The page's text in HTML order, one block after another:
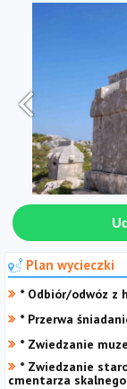
Plan wycieczki
* Odbiór/odwóz z
* Przerwa
* Zwiedzanie
* Zwiedzanie
cmentarza skalnego